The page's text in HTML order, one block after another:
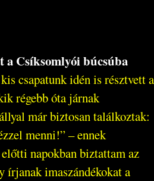
Csíksomlyói búcsúba
csapatunk idén is résztvett a
régebb óta járnak
már biztosan találkoztak:
menni!” – ennek
napokban biztattam az
írjanak imaszándékokat a